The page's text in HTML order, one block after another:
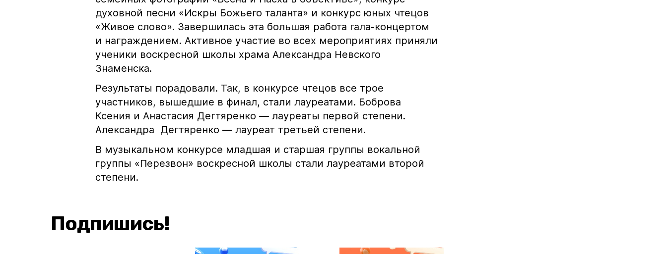
духовной песни «Искры Божьего таланта» и конкурс юных чтецов
«Живое слово». Завершилась эта большая работа гала-концертом
и награждением. Активное участие во всех мероприятиях приняли
ученики воскресной школы храма Александра Невского
Знаменска.
Результаты порадовали. Так, в конкурсе чтецов все трое
участников, вышедшие в финал, стали лауреатами. Боброва
Ксения и Анастасия Дегтяренко — лауреаты первой степени.
Александра Дегтяренко — лауреат третьей степени.
В музыкальном конкурсе младшая и старшая группы вокальной
группы «Перезвон» воскресной школы стали лауреатами второй
степени.
Подпишись!